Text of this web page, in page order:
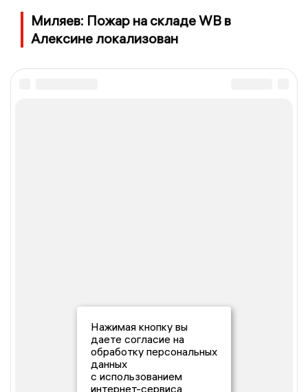
Миляев: Пожар на складе WB в
Алексине локализован
Нажимая кнопку вы
даете согласие на
обработку персональных
данных
с использованием
интернет-сервиса